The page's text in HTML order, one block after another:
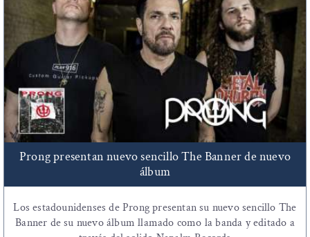
Prong presentan nuevo sencillo The Banner de nuevo
álbum
Los estadounidenses de Prong presentan su nuevo sencillo The
Banner de su nuevo álbum llamado como la banda y editado a